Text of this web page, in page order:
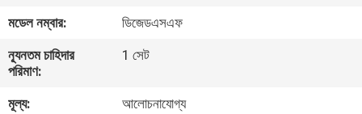
আমাদের
সম্পর্কে
মডেল নম্বার:
ডিজেডএসএফ
ন্যূনতম চাহিদার
পরিমাণ:
1 সেট
মূল্য:
আলোচনাযোগ্য